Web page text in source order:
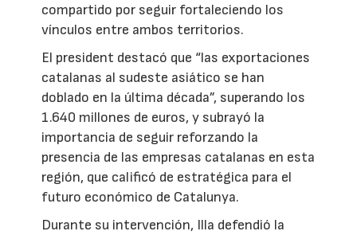
compartido por seguir fortaleciendo los
vínculos entre ambos territorios.
El president destacó que “las exportaciones
catalanas al sudeste asiático se han
doblado en la última década”, superando los
1.640 millones de euros, y subrayó la
importancia de seguir reforzando la
presencia de las empresas catalanas en esta
región, que calificó de estratégica para el
futuro económico de Catalunya.
Durante su intervención, Illa defendió la